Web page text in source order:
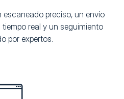
preciso, un envío
real y un seguimiento
por expertos.